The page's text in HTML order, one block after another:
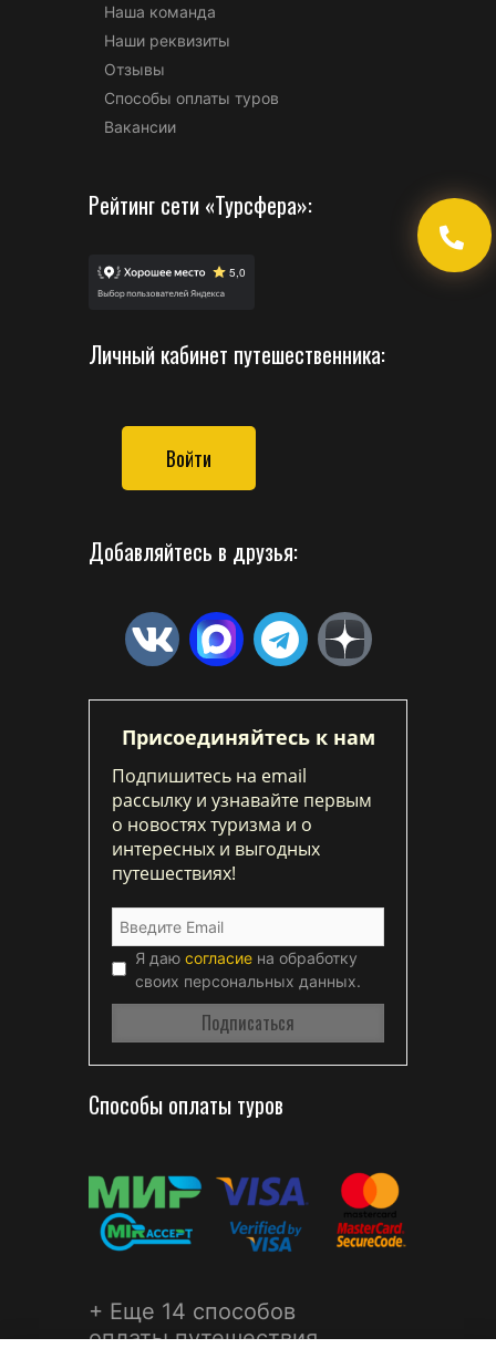
Наша команда
Наши реквизиты
Отзывы
Способы оплаты туров
Вакансии
Рейтинг сети «Турсфера»:
Личный кабинет путешественника:
Войти
Добавляйтесь в друзья:
Присоединяйтесь к нам
Подпишитесь на email
рассылку и узнавайте первым
о новостях туризма и о
интересных и выгодных
путешествиях!
Я даю согласие на обработку
своих персональных данных.
Способы оплаты туров
+ Еще 14 способов
оплаты путешествия